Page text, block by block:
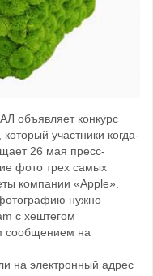
объявляет конкурс
участники когда-
26 мая пресс-
фото трех самых
компании «Apple».
нужно
с хештегом
сообщением на
на электронный адрес